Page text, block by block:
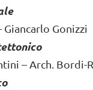
Gonizzi
– Arch. Bordi-